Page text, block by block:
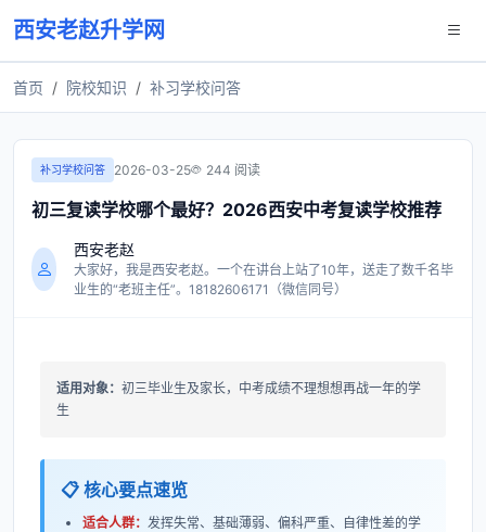
西安老赵升学网
首页 院校知识 补习学校问答
补习学校问答 2026-03-25 244 阅读
初三复读学校哪个最好？2026西安中考复读学校推荐
西安老赵
大家好，我是西安老赵。一个在讲台上站了10年，送走了数千名毕
业生的“老班主任”。18182606171（微信同号）
适用对象： 初三毕业生及家长，中考成绩不理想想再战一年的学
生
📋 核心要点速览
适合人群： 发挥失常、基础薄弱、偏科严重、自律性差的学